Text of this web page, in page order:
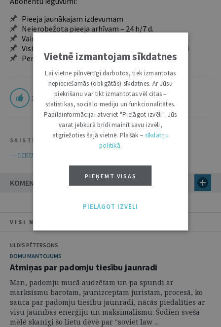
Pieeja jaunākajam izdevumam
Neierobežota pieeja arhīvam – 24 h/7 d.
Vairāk nekā 18 000 rakstu un 2000 autoru
Visi tematiskie numuri un ikgadējie grāmatžurnāli
Personalizētās iespējas – piezīmes, citāti, mapes
1
SAISTĪTIE RESURSI
— LIKUMI.LV —
KOMENTĀRI
VISI NUMURA RAKSTI
ULDIS PĒTERSONS
DOMU MANTOJUMS
Atmiņas par padomju tiesību jaunradi
Man, padomju mucā audzētam un pa spundi ar
marksismu barotam, jaunizceptam juristam, procesā, ko
sauca par padomju tiesību jaunradi, nācās piedalīties ar
visu jaunības enerģiju un maksimālismu. Šodien svešā
mēlē skanīgi šo lietu dēvē par "soviet law ...
Vietnē izmantojam sīkdatnes
Lai vietne pilnvērtīgi darbotos, tiek izmantotas
nepieciešamās (obligātās) sīkdatnes. Ar Jūsu
piekrišanu var tikt izmantotas vēl citas –
statistikas, sociālo mediju un funkcionalitātes.
Papildinformācijai atveriet "Pielāgot izvēli". Jūs
varat jebkurā brīdī mainīt savu izvēli,
atgriežoties šajā vietnē. Plašāk – sīkdatņu
politikā.
PIEŅEMT VISAS
PIELĀGOT IZVĒLI